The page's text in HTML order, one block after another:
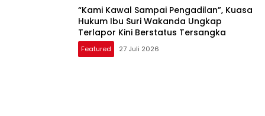
Featured 27 Juli 2026